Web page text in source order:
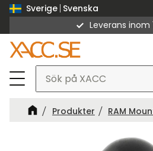
Sverige Svenska
Leverans inom
Produkter RAM